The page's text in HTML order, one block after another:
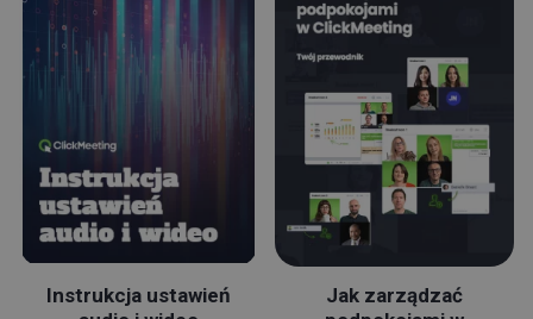
Instrukcja ustawień
Jak zarządzać